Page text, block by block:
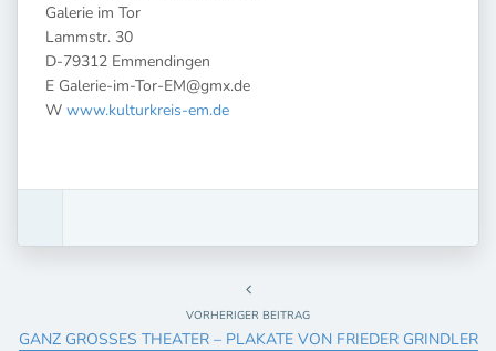
Galerie im Tor
Lammstr. 30
D-79312 Emmendingen
E Galerie-im-Tor-EM@gmx.de
W www.kulturkreis-em.de
VORHERIGER BEITRAG
GANZ GROSSES THEATER – PLAKATE VON FRIEDER GRINDLER